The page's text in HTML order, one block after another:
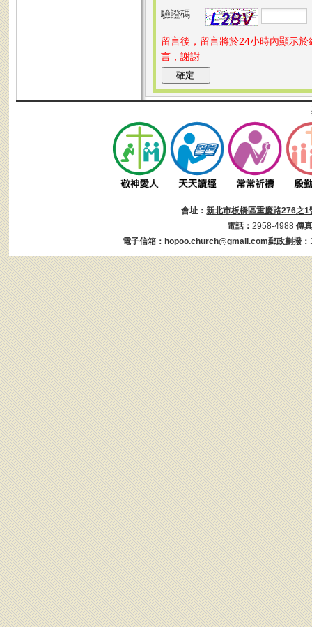
驗證碼
留言後，留言將於24小時內顯示
言，謝謝
會址：新北市板橋區重慶路276之1
電話： 2958-4988 傳
電子信箱：hopoo.church@gmail.com郵政劃撥：